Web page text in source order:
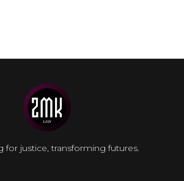
for justice, transforming futures.